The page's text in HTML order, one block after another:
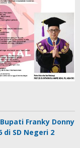
Franky Donny
di SD Negeri 2